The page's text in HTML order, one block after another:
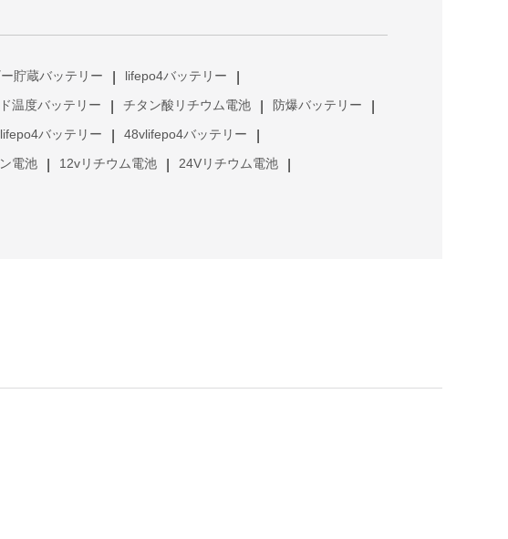
貯蔵バッテリー lifepo4バッテリー
温度バッテリー チタン酸リチウム電池 防爆バッテリー
バッテリー 48vlifepo4バッテリー
電池 12vリチウム電池 24Vリチウム電池